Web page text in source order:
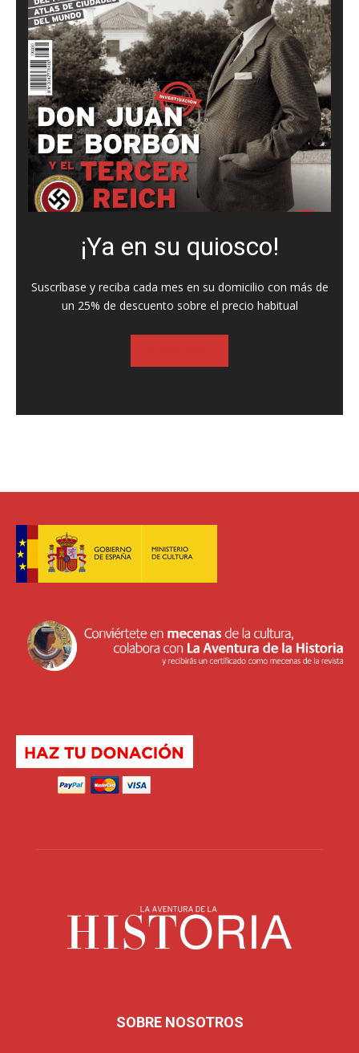
¡Ya en su quiosco!
Suscríbase y reciba cada mes en su domicilio con más de
un 25% de descuento sobre el precio habitual
SOBRE NOSOTROS